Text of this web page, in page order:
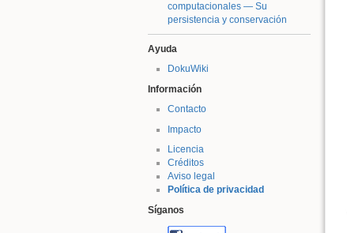
computacionales — Su
persistencia y conservación
Ayuda
DokuWiki
Información
Contacto
Impacto
Licencia
Créditos
Aviso legal
Política de privacidad
Síganos